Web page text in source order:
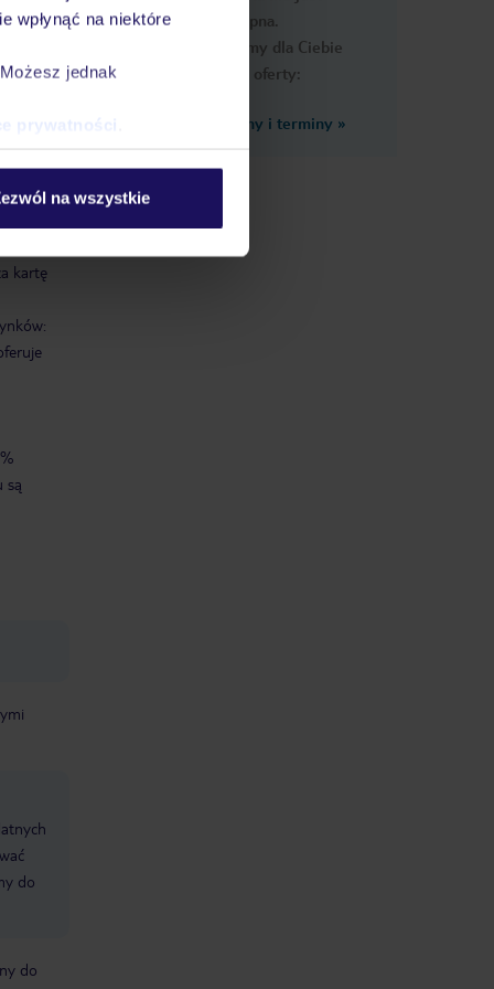
wpłynąć na niektóre
jednak
prywatności
na wszystkie
kartę
są
do
do
dostępna.
Przygotowaliśmy dla Ciebie
podobne oferty:
Zobacz inne ceny i terminy »